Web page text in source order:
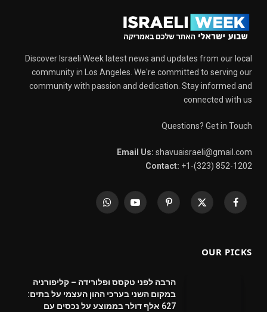
Discover Israeli Week latest news and updates from our local
community in Los Angeles. We're committed to serving our
community with passion and dedication. Stay informed and
connected with us
Questions? Get in Touch
Email Us: shavuaisraeli@gmail.com
Contact: +1-(323) 852-1202
Facebook
X
Pinterest
YouTube
WhatsApp
OUR PICKS
הרבה לפני טקסס ופלורידה – קליפורניה
במקום השני בערכי ההון העצמי על בתים:
627 אלף דולר בממוצע על נכסים עם